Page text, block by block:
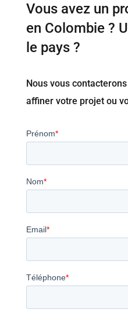
Vous avez un
en Colombie ?
le pays ?
Nous vous
affiner votre projet ou